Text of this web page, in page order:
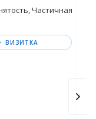
Частичная
ВИЗИТКА